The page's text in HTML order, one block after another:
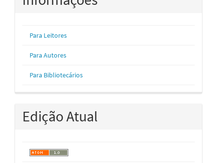
Para Leitores
Para Autores
Para Bibliotecários
Edição Atual